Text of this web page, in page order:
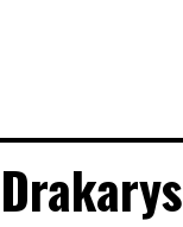
Drakarys